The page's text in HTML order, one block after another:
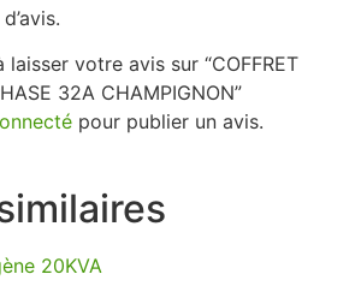
votre avis sur “COFFRET
32A CHAMPIGNON”
pour publier un avis.